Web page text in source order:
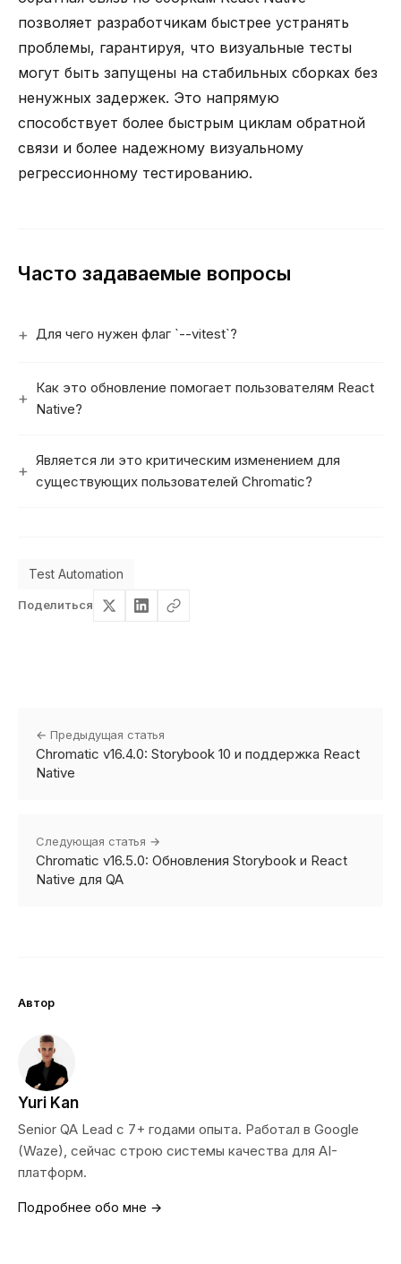
позволяет разработчикам быстрее устранять
проблемы, гарантируя, что визуальные тесты
могут быть запущены на стабильных сборках без
ненужных задержек. Это напрямую
способствует более быстрым циклам обратной
связи и более надежному визуальному
регрессионному тестированию.
Часто задаваемые вопросы
Для чего нужен флаг `--vitest`?
Как это обновление помогает пользователям React
Native?
Является ли это критическим изменением для
существующих пользователей Chromatic?
Test Automation
Поделиться
← Предыдущая статья
Chromatic v16.4.0: Storybook 10 и поддержка React
Native
Следующая статья →
Chromatic v16.5.0: Обновления Storybook и React
Native для QA
Автор
Yuri Kan
Senior QA Lead с 7+ годами опыта. Работал в Google
(Waze), сейчас строю системы качества для AI-
платформ.
Подробнее обо мне →